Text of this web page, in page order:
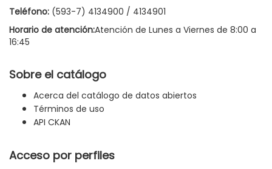
Teléfono: (593-7) 4134900 / 4134901
Horario de atención:Atención de Lunes a Viernes de 8:00 a
16:45
Sobre el catálogo
Acerca del catálogo de datos abiertos
Términos de uso
API CKAN
Acceso por perfiles